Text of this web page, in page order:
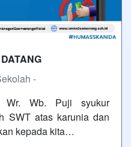
-
Wb. Puji syukur
SWT atas karunia dan
kepada kita…